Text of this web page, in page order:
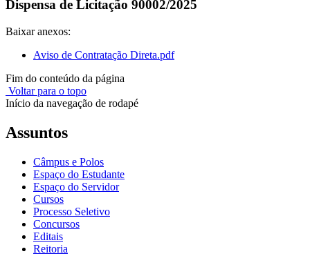
Dispensa de Licitação 90002/2025
Baixar anexos:
Aviso de Contratação Direta.pdf
Fim do conteúdo da página
Voltar para o topo
Início da navegação de rodapé
Assuntos
Câmpus e Polos
Espaço do Estudante
Espaço do Servidor
Cursos
Processo Seletivo
Concursos
Editais
Reitoria